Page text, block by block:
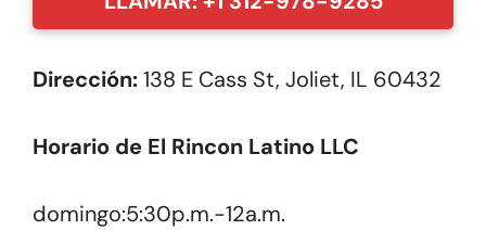
Dirección:138 E Cass St, Joliet, IL 60432
Horario de El Rincon Latino LLC
domingo:5:30p.m.-12a.m.